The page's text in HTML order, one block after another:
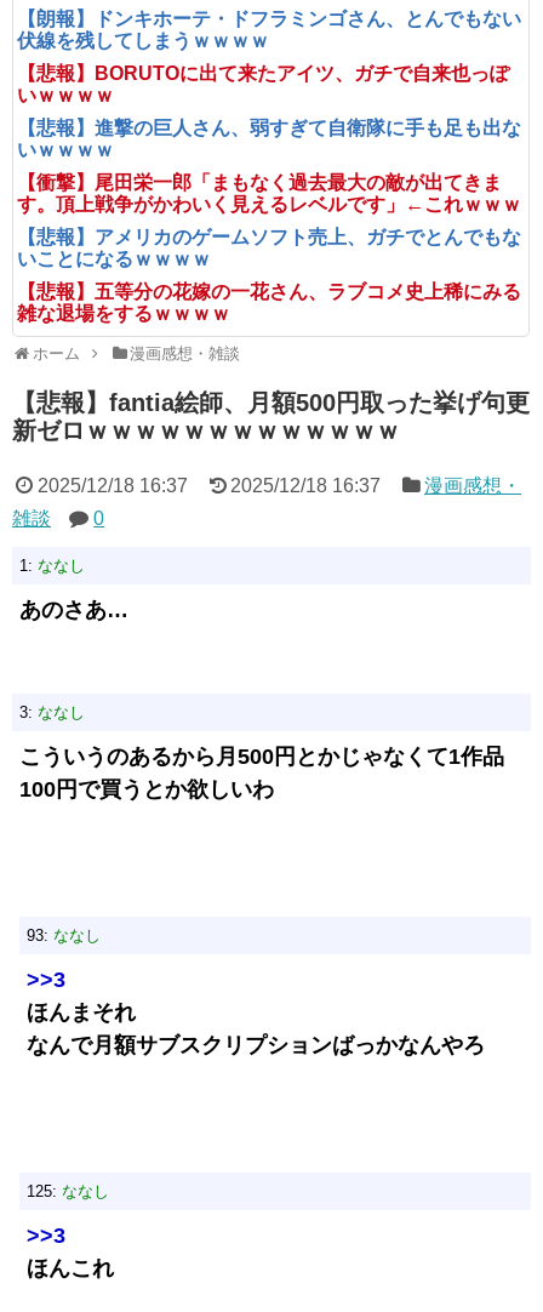
【朗報】ドンキホーテ・ドフラミンゴさん、とんでもない
伏線を残してしまうｗｗｗｗ
【悲報】BORUTOに出て来たアイツ、ガチで自来也っぽ
いｗｗｗｗ
【悲報】進撃の巨人さん、弱すぎて自衛隊に手も足も出な
いｗｗｗｗ
【衝撃】尾田栄一郎「まもなく過去最大の敵が出てきま
す。頂上戦争がかわいく見えるレベルです」←これｗｗｗ
【悲報】アメリカのゲームソフト売上、ガチでとんでもな
いことになるｗｗｗｗ
【悲報】五等分の花嫁の一花さん、ラブコメ史上稀にみる
雑な退場をするｗｗｗｗ
ホーム 漫画感想・雑談
【悲報】fantia絵師、月額500円取った挙げ句更
新ゼロｗｗｗｗｗｗｗｗｗｗｗｗｗ
2025/12/18 16:37 2025/12/18 16:37
漫画感想・
雑談
0
1: ななし
あのさあ…
3: ななし
こういうのあるから月500円とかじゃなくて1作品
100円で買うとか欲しいわ
93: ななし
>>3
ほんまそれ
なんで月額サブスクリプションばっかなんやろ
125: ななし
>>3
ほんこれ